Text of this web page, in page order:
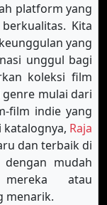
platform yang
Kita
yang
unggul bagi
koleksi film
mulai dari
film indie yang
Raja
dan terbaik di
mudah
atau
menarik.